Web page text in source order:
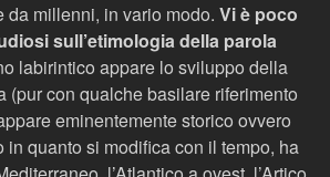
da millenni, in vario modo. Vi è poco
sull’etimologia della parola
labirintico appare lo sviluppo della
(pur con qualche basilare riferimento
eminentemente storico ovvero
quanto si modifica con il tempo, ha